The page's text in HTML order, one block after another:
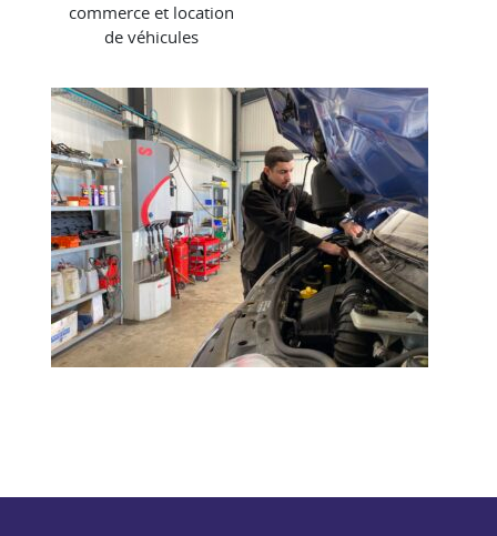
commerce et location
de véhicules